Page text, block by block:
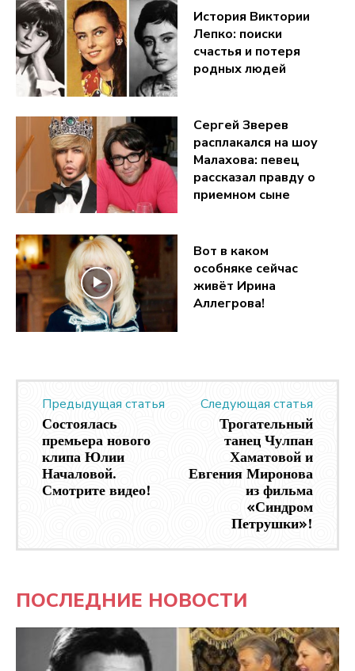
История Виктории
Лепко: поиски
счастья и потеря
родных людей
Сергей Зверев
расплакался на шоу
Малахова: певец
рассказал правду о
приемном сыне
Вот в каком
особняке сейчас
живёт Ирина
Аллегрова!
Предыдущая статья
Состоялась
премьера нового
клипа Юлии
Началовой.
Смотрите видео!
Следующая статья
Трогательный
танец Чулпан
Хаматовой и
Евгения Миронова
из фильма
«Синдром
Петрушки»!
ПОСЛЕДНИЕ НОВОСТИ